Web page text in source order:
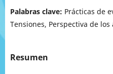
Palabras clave: Prácticas de
Tensiones, Perspectiva de los
Resumen